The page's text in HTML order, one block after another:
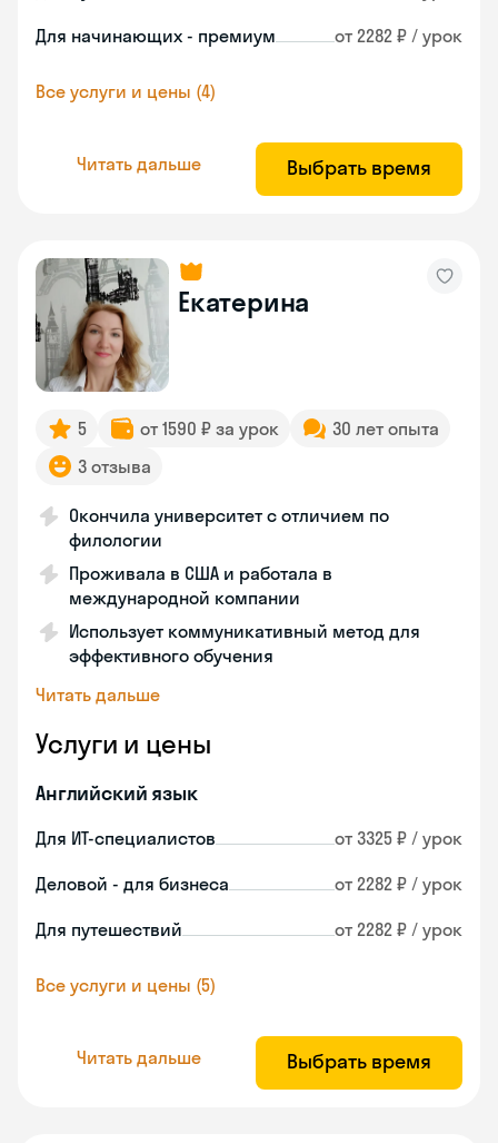
Для начинающих - премиум от 2282 ₽ / урок
Все услуги и цены (4)
Читать дальше Выбрать время
Екатерина
5 от 1590 ₽ за урок
30 лет опыта
3 отзыва
Окончила университет с отличием по
филологии
Проживала в США и работала в
международной компании
Использует коммуникативный метод для
эффективного обучения
Читать дальше
Услуги и цены
Английский язык
Для ИТ-специалистов от 3325 ₽ / урок
Деловой - для бизнеса от 2282 ₽ / урок
Для путешествий от 2282 ₽ / урок
Все услуги и цены (5)
Читать дальше Выбрать время